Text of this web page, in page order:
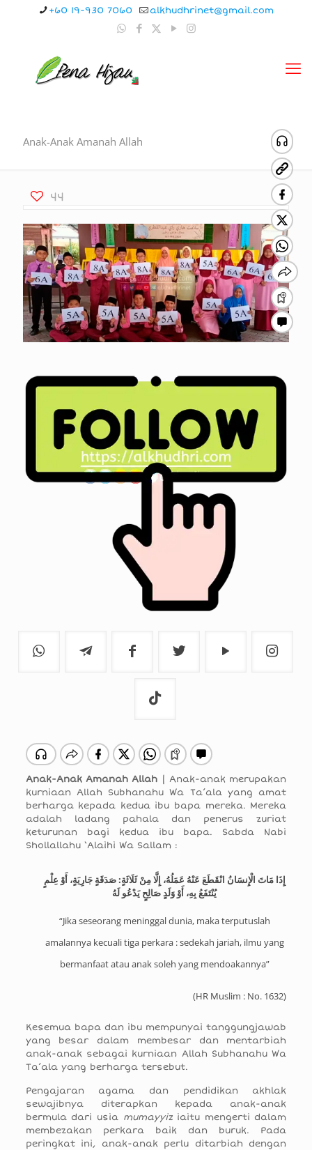
+60 19-930 7060 alkhudhrinet@gmail.com
Anak-Anak Amanah Allah
44
Anak-Anak Amanah Allah | Anak-anak merupakan
kurniaan Allah Subhanahu Wa Ta’ala yang amat
berharga kepada kedua ibu bapa mereka. Mereka
adalah ladang pahala dan penerus zuriat
keturunan bagi kedua ibu bapa. Sabda Nabi
Shollallahu ‘Alaihi Wa Sallam :
إِذَا مَاتَ الْإِنسَانُ انْقَطَعَ عَنْهُ عَمَلُهُ، إِلَّا مِنْ ثَلَاثَةٍ: صَدَقَةٍ جَارِيَةٍ، أَوْ عِلْمٍ
يُنْتَفَعُ بِهِ، أَوْ وَلَدٍ صَالِحٍ يَدْعُو لَهُ
“Jika seseorang meninggal dunia, maka terputuslah
amalannya kecuali tiga perkara : sedekah jariah, ilmu yang
bermanfaat atau anak soleh yang mendoakannya”
(HR Muslim : No. 1632)
Kesemua bapa dan ibu mempunyai tanggungjawab
yang besar dalam membesar dan mentarbiah
anak-anak sebagai kurniaan Allah Subhanahu Wa
Ta’ala yang berharga tersebut.
Pengajaran agama dan pendidikan akhlak
sewajibnya diterapkan kepada anak-anak
bermula dari usia mumayyiziaitu mengerti dalam
membezakan perkara baik dan buruk. Pada
peringkat ini, anak-anak perlu ditarbiah dengan